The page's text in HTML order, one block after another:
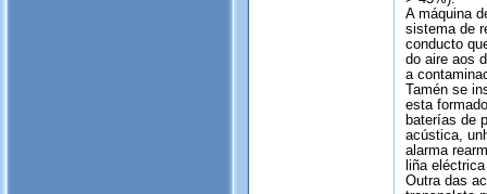
A máquina
sistema de
conducto
do aire aos
a
Tamén se
esta
baterías de
acústica,
alarma
liña
Outra das